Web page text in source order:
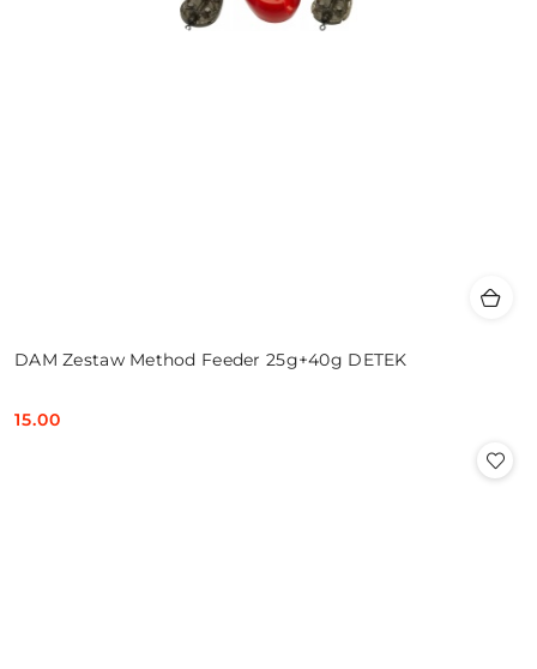
DAM Zestaw Method Feeder 25g+40g DETEK
Cena:
15.00